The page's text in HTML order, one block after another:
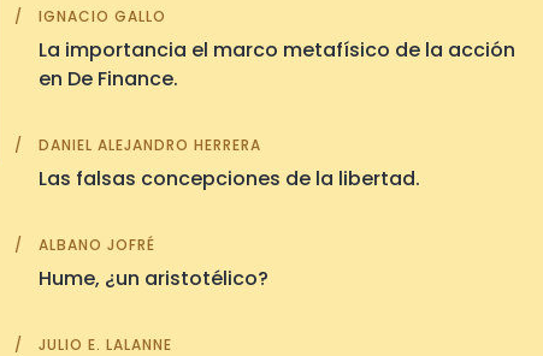
IGNACIO GALLO
La importancia el marco metafísico de la acción
en De Finance.
DANIEL ALEJANDRO HERRERA
Las falsas concepciones de la libertad.
ALBANO JOFRÉ
Hume, ¿un aristotélico?
JULIO E. LALANNE